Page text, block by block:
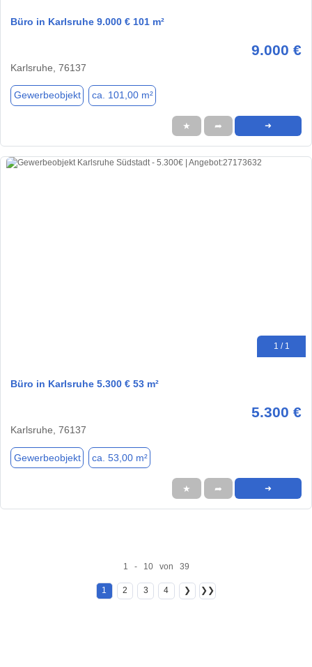
Büro in Karlsruhe 9.000 € 101 m²
9.000 €
Karlsruhe, 76137
Gewerbeobjekt ca. 101,00 m²
★ ➦ ➜
1 / 1
Büro in Karlsruhe 5.300 € 53 m²
5.300 €
Karlsruhe, 76137
Gewerbeobjekt ca. 53,00 m²
★ ➦ ➜
1 - 10 von 39
1 2 3 4 ❯ ❯❯